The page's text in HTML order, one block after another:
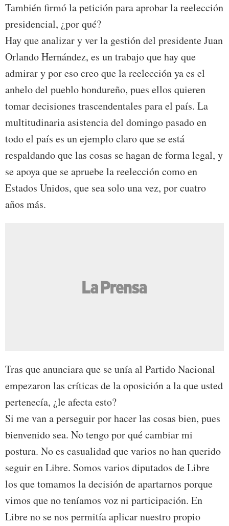
También firmó la petición para aprobar la reelección
presidencial, ¿por qué?
Hay que analizar y ver la gestión del presidente Juan
Orlando Hernández, es un trabajo que hay que
admirar y por eso creo que la reelección ya es el
anhelo del pueblo hondureño, pues ellos quieren
tomar decisiones trascendentales para el país. La
multitudinaria asistencia del domingo pasado en
todo el país es un ejemplo claro que se está
respaldando que las cosas se hagan de forma legal, y
se apoya que se apruebe la reelección como en
Estados Unidos, que sea solo una vez, por cuatro
años más.
Tras que anunciara que se unía al Partido Nacional
empezaron las críticas de la oposición a la que usted
pertenecía, ¿le afecta esto?
Si me van a perseguir por hacer las cosas bien, pues
bienvenido sea. No tengo por qué cambiar mi
postura. No es casualidad que varios no han querido
seguir en Libre. Somos varios diputados de Libre
los que tomamos la decisión de apartarnos porque
vimos que no teníamos voz ni participación. En
Libre no se nos permitía aplicar nuestro propio